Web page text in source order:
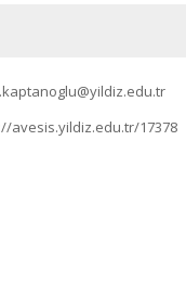
avesis.yildiz.edu.tr/17378